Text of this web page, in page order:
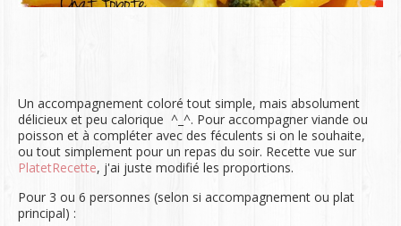
Un accompagnement coloré tout simple, mais absolument
délicieux et peu calorique ^_^. Pour accompagner viande ou
poisson et à compléter avec des féculents si on le souhaite,
ou tout simplement pour un repas du soir. Recette vue sur
PlatetRecette, j'ai juste modifié les proportions.
Pour 3 ou 6 personnes (selon si accompagnement ou plat
principal) :